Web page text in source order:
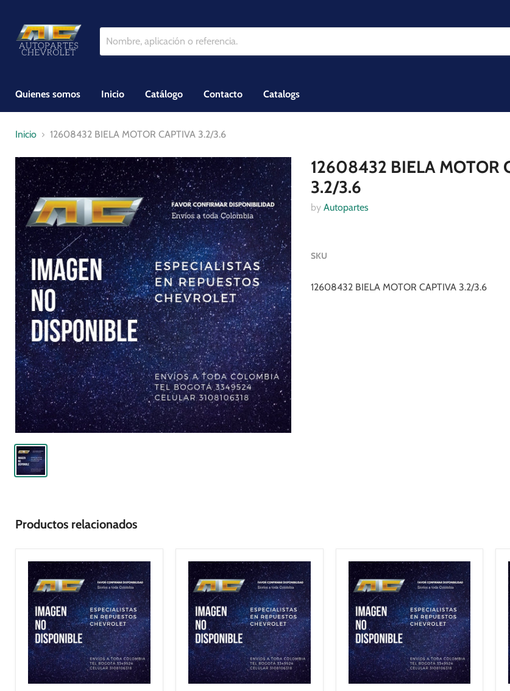
Quienes somos Inicio Catálogo Contacto Catalogs
Inicio 12608432 BIELA MOTOR CAPTIVA 3.2/3.6
12608432 BIELA MOTOR
3.2/3.6
byAutopartes
SKU
12608432 BIELA MOTOR CAPTIVA 3.2/3.6
Productos relacionados